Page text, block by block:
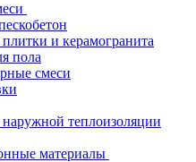
и керамогранита
пола
смеси
наружной теплоизоляции
материалы